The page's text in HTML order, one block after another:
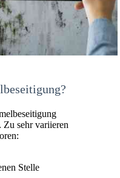
Zu sehr variieren
Stelle